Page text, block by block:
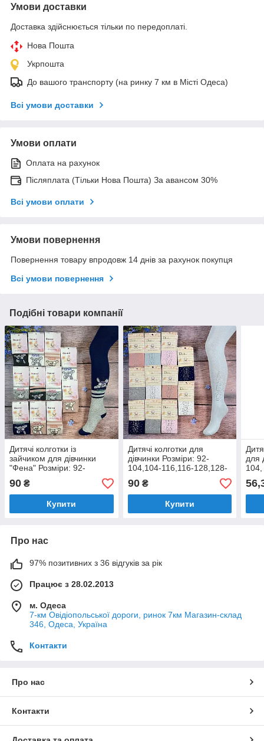
Умови доставки
Доставка здійснюється тільки по передоплаті.
Нова Пошта
Укрпошта
До вашого транспорту (на ринку 7 км в Місті Одеса)
Всі умови доставки
Умови оплати
Оплата на рахунок
Післяплата (Тільки Нова Пошта) За авансом 30%
Всі умови оплати
Умови повернення
Повернення товару впродовж 14 днів за рахунок покупця
Всі умови повернення
Подібні товари компанії
Дитячі колготки із
зайчиком для дівчинки
"Фена" Розміри: 92-
104,104-116,116-128,128-
140 см (14804)
90 ₴
Купити
Дитячі колготки для
дівчинки Розміри: 92-
104,104-116,116-128,128-
140 см (14801)
90₴
Купити
для
Про нас
97% позитивних з 36 відгуків за рік
Працює з 28.02.2013
м. Одеса
7-км Овідіопольської дороги, ринок 7км Магазин-склад
346, Одеса, Україна
Контакти
Про нас
Контакти